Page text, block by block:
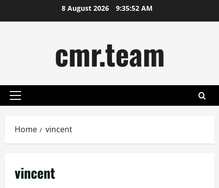
to
8 August 2026 9:35:53 AM
cmr.team
Primary
Home vincent
vincent